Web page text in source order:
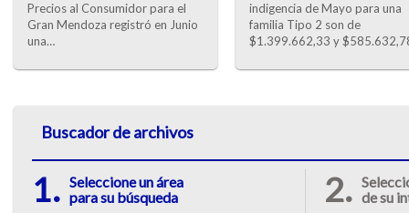
Precios al Consumidor para el
Gran Mendoza registró en Junio
una…
indigencia de Mayo para una
familia Tipo 2 son de
$1.399.662,33 y
Buscador de archivos
1. Seleccione un área
para su búsqueda
2. de su